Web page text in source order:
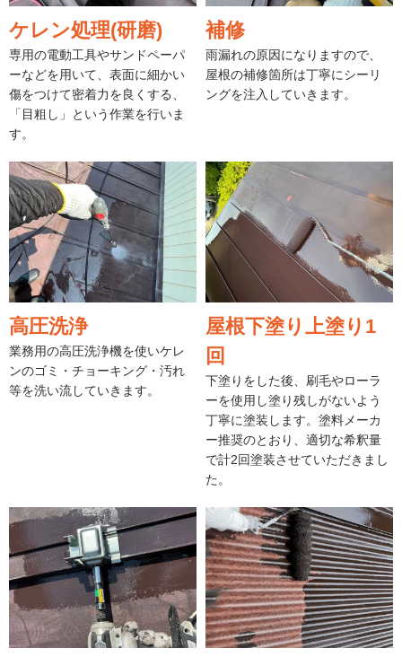
ケレン処理(研磨)
専用の電動工具やサンドペーパ
ーなどを用いて、表面に細かい
傷をつけて密着力を良くする、
「目粗し」という作業を行いま
す。
補修
雨漏れの原因になりますので、
屋根の補修箇所は丁寧にシーリ
ングを注入していきます。
高圧洗浄
業務用の高圧洗浄機を使いケレ
ンのゴミ・チョーキング・汚れ
等を洗い流していきます。
屋根下塗り上塗り1
回
下塗りをした後、刷毛やローラ
ーを使用し塗り残しがないよう
丁寧に塗装します。塗料メーカ
ー推奨のとおり、適切な希釈量
で計2回塗装させていただきまし
た。